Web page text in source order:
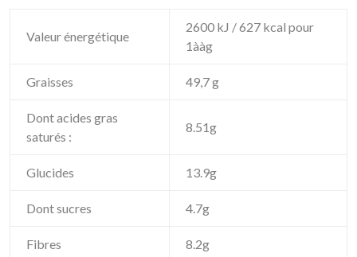
Valeur énergétique
2600 kJ / 627 kcal pour
1ààg
Graisses 49,7 g
Dont acides gras
saturés :
8.51g
Glucides 13.9g
Dont sucres 4.7g
Fibres 8.2g